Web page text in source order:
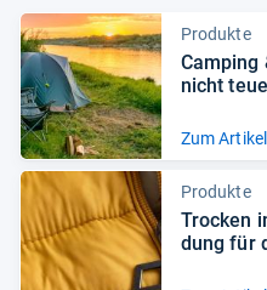
Produkte
Cam­ping
nicht
Zum Artikel
Produkte
Tro­cken
dung für